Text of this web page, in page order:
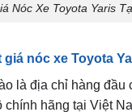
giá nóc xe Toyota
chính hãng tại Việt
giá nóc đến từ
SUV đến bán